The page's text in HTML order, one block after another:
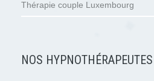
Thérapie couple Luxembourg
NOS HYPNOTHÉRAPEUTES